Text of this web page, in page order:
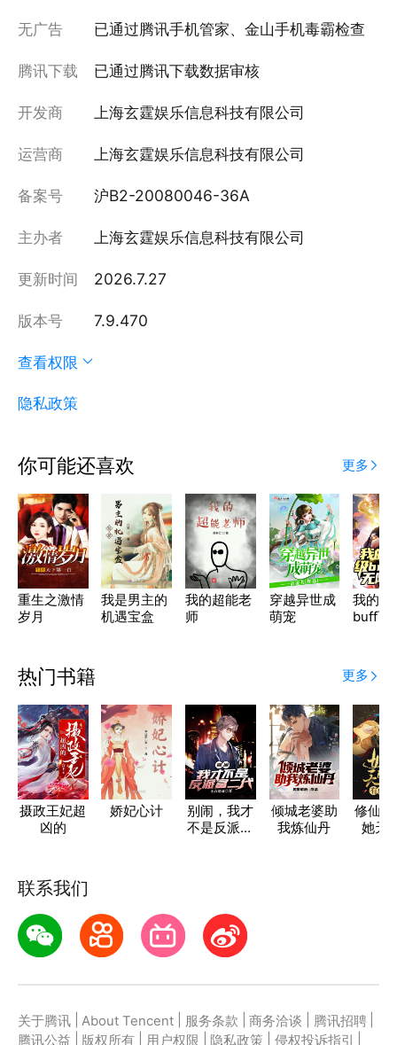
无广告 已通过腾讯手机管家、金山手机毒霸检查
腾讯下载 已通过腾讯下载数据审核
开发商 上海玄霆娱乐信息科技有限公司
运营商 上海玄霆娱乐信息科技有限公司
备案号 沪B2-20080046-36A
主办者 上海玄霆娱乐信息科技有限公司
更新时间 2026.7.27
版本号 7.9.470
查看权限
隐私政策
你可能还喜欢 更多
重生之激情
岁月
我是男主的
机遇宝盒
我的超能老
师
穿越异世成
萌宠
我的
buff可
热门书籍 更多
摄政王妃超
凶的
娇妃心计
别闹，我才
不是反派富
倾城老婆助
我炼仙丹
修仙
她天
联系我们
关于腾讯 About Tencent 服务条款 商务洽谈 腾讯招聘
腾讯公益
版权所有 用户权限 隐私政策 侵权投诉指引